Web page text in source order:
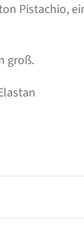
Pistachio,
groß.